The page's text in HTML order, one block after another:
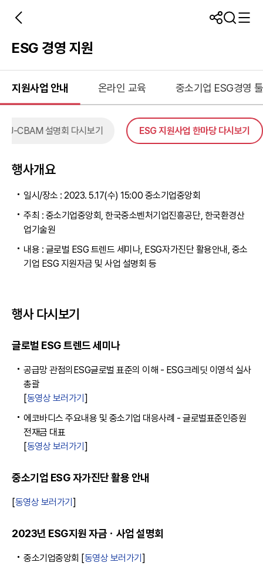
ESG 경영 지원
지원사업 안내 온라인 교육 중소기업 ESG경영
EU-CBAM 설명회 다시보기 ESG 지원사업 한마당 다시보기
행사개요
일시/장소 : 2023. 5.17(수) 15:00 중소기업중앙회
주최 : 중소기업중앙회, 한국중소벤처기업진흥공단, 한국환경산
업기술원
내용 : 글로벌 ESG 트렌드 세미나, ESG자가진단 활용안내, 중소
기업 ESG 지원자금 및 사업 설명회 등
행사 다시보기
글로벌 ESG 트렌드 세미나
공급망 관점의ESG글로벌 표준의 이해 - ESG크레딧 이영석 실사
총괄
[동영상 보러가기 ]
에코바디스 주요내용 및 중소기업 대응사례 - 글로벌표준인증원
전재금 대표
[동영상 보러가기 ]
중소기업 ESG 자가진단 활용 안내
[동영상 보러가기 ]
2023년 ESG지원 자금ㆍ사업 설명회
중소기업중앙회 [동영상 보러가기 ]